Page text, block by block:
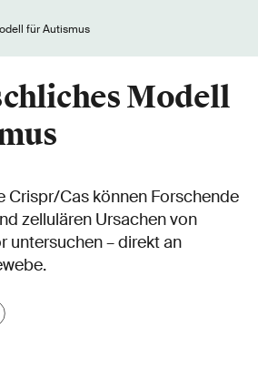
für Autismus
Modell
Crispr/Cas können Forschende
zellulären Ursachen von
untersuchen – direkt an